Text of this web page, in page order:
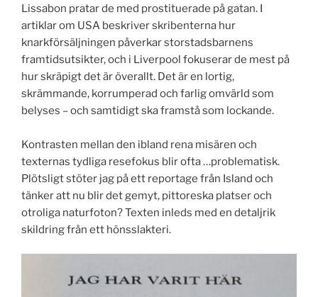
Lissabon pratar de med prostituerade på gatan. I
artiklar om USA beskriver skribenterna hur
knarkförsäljningen påverkar storstadsbarnens
framtidsutsikter, och i Liverpool fokuserar de mest på
hur skräpigt det är överallt. Det är en lortig,
skrämmande, korrumperad och farlig omvärld som
belyses – och samtidigt ska framstå som lockande.
Kontrasten mellan den ibland rena misären och
texternas tydliga resefokus blir ofta …problematisk.
Plötsligt stöter jag på ett reportage från Island och
tänker att nu blir det gemyt, pittoreska platser och
otroliga naturfoton? Texten inleds med en detaljrik
skildring från ett hönsslakteri.